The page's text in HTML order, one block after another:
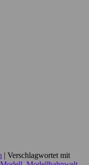
| Verschlagwortet mit